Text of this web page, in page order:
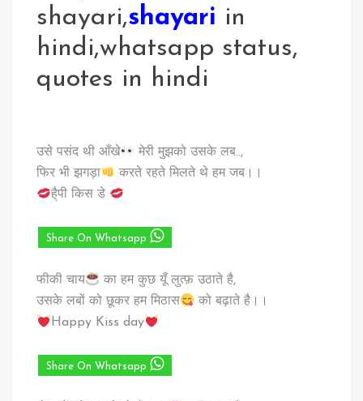
shayari,shayari in
hindi,whatsapp status,
quotes in hindi
उसे पसंद थी आँखे
मेरी मुझको उसके लब..,
फिर भी झगड़ा
करते रहते मिलते थे हम जब।।
है्पी किस डे
Share On Whatsapp
फीकी चाय
का हम कुछ यूँ लुत्फ़ उठाते है,
उसके लबों को छूकर हम मिठास
को बढ़ाते है।।
Happy Kiss day
Share On Whatsapp